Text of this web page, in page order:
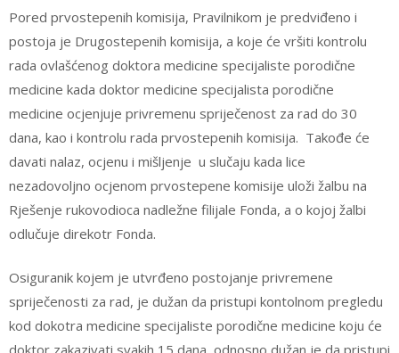
Pored prvostepenih komisija, Pravilnikom je predviđeno i
postoja je Drugostepenih komisija, a koje će vršiti kontrolu
rada ovlašćenog doktora medicine specijaliste porodične
medicine kada doktor medicine specijalista porodične
medicine ocjenjuje privremenu spriječenost za rad do 30
dana, kao i kontrolu rada prvostepenih komisija. Takođe će
davati nalaz, ocjenu i mišljenje u slučaju kada lice
nezadovoljno ocjenom prvostepene komisije uloži žalbu na
Rješenje rukovodioca nadležne filijale Fonda, a o kojoj žalbi
odlučuje direkotr Fonda.
Osiguranik kojem je utvrđeno postojanje privremene
spriječenosti za rad, je dužan da pristupi kontolnom pregledu
kod dokotra medicine specijaliste porodične medicine koju će
doktor zakazivati svakih 15 dana, odnosno dužan je da pristupi